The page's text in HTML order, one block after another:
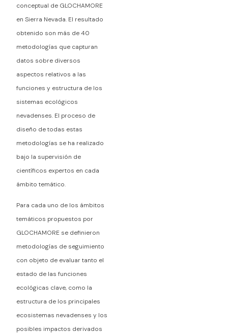
conceptual de GLOCHAMORE
en Sierra Nevada. El resultado
obtenido son más de 40
metodologías que capturan
datos sobre diversos
aspectos relativos a las
funciones y estructura de los
sistemas ecológicos
nevadenses. El proceso de
diseño de todas estas
metodologías se ha realizado
bajo la supervisión de
científicos expertos en cada
ámbito temático.
Para cada uno de los ámbitos
temáticos propuestos por
GLOCHAMORE se definieron
metodologías de seguimiento
con objeto de evaluar tanto el
estado de las funciones
ecológicas clave, como la
estructura de los principales
ecosistemas nevadenses y los
posibles impactos derivados